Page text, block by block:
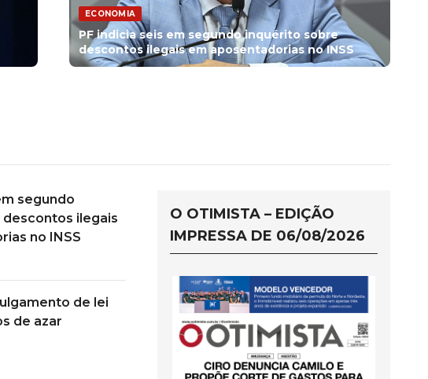
ECONOMIA
PF indicia seis em segundo inquérito sobre
descontos ilegais em aposentadorias no INSS
segundo
ilegais
no INSS
de lei
de azar
O OTIMISTA – EDIÇÃO
IMPRESSA DE 06/08/2026